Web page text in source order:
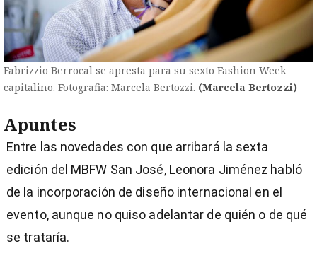
Fabrizzio Berrocal se apresta para su sexto Fashion Week
capitalino. Fotografia: Marcela Bertozzi. (Marcela Bertozzi)
Apuntes
Entre las novedades con que arribará la sexta
edición del MBFW San José, Leonora Jiménez habló
de la incorporación de diseño internacional en el
evento, aunque no quiso adelantar de quién o de qué
se trataría.